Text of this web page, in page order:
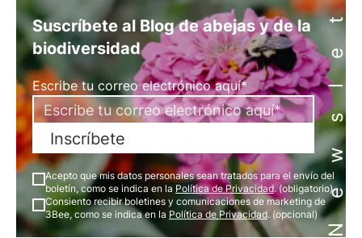
Suscríbete al Blog de abejas y de la
biodiversidad
Escribe tu correo electrónico aquí*
Inscríbete
Acepto que mis datos personales sean tratados para el envío del
boletín, como se indica en la Política de Privacidad. (obligatorio)
Consiento recibir boletines y comunicaciones de marketing de
3Bee, como se indica en la Política de Privacidad. (opcional)